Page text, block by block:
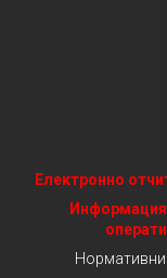
Електронно
Информация
Нормативни